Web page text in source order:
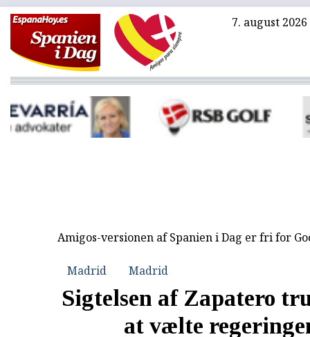
7. august 2026
Amigos-versionen af Spanien i Dag er fri for
Madrid Madrid
Sigtelsen af Zapatero
at vælte